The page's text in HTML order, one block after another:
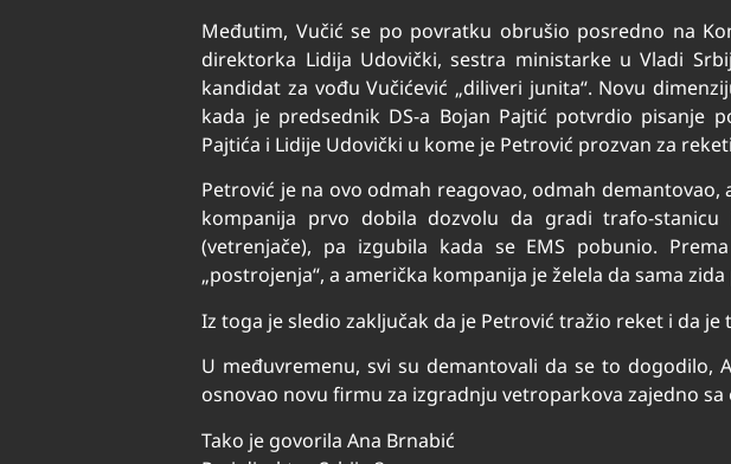
Međutim, Vučić se po povratku obrušio posredno na
direktorka Lidija Udovički, sestra ministarke u Vladi
kandidat za vođu Vučićević „diliveri junita“. Novu
kada je predsednik DS-a Bojan Pajtić potvrdio pisanje
Pajtića i Lidije Udovički u kome je Petrović prozvan za
Petrović je na ovo odmah reagovao, odmah
kompanija prvo dobila dozvolu da gradi trafo-
(vetrenjače), pa izgubila kada se EMS pobunio.
„postrojenja“, a američka kompanija je želela da sama
Iz toga je sledio zaključak da je Petrović tražio reket i da
U međuvremenu, svi su demantovali da se to dogodilo,
osnovao novu firmu za izgradnju vetroparkova zajedno sa
Tako je govorila Ana Brnabić